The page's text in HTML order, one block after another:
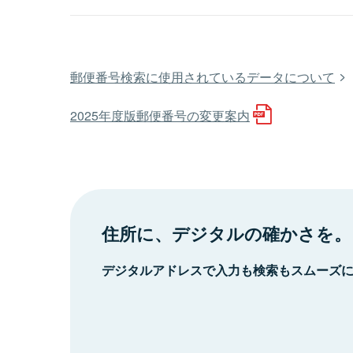
郵便番号検索に使用されているデータについて
2025年度版郵便番号の変更案内
住所に、デジタルの確かさを。
デジタルアドレスで入力も検索もスムーズ